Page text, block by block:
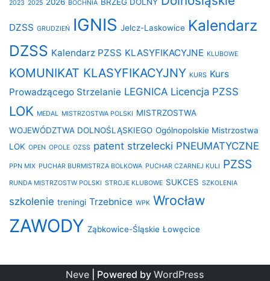
2023 2025 BOCHNIA
DZSS GRUDZIEŃ IGNIS Jelcz-Laskowice Kalendarz
DZSS Kalendarz PZSS KLASYFIKACYJNE KLUBOWE
KOMUNIKAT KLASYFIKACYJNY KURS Kurs
Prowadzącego Strzelanie LEGNICA Licencja PZSS
LOK MEDAL MISTRZOSTWA POLSKI MISTRZOSTWA
WOJEWÓDZTWA DOLNOŚLĄSKIEGO Ogólnopolskie Mistrzostwa
LOK OPEN OPOLE OZSS patent strzelecki PNEUMATYCZNE
PPN MIX PUCHAR BURMISTRZA BOLKOWA PUCHAR CZARNEJ KULI PZSS
RUNDA MISTRZOSTW POLSKI STROJE KLUBOWE SUKCES SZKOLENIA
szkolenie treningi Trzebnice WPK Wrocław
ZAWODY Ząbkowice-Śląskie Łowęcice
Neve | Powered by WordPress